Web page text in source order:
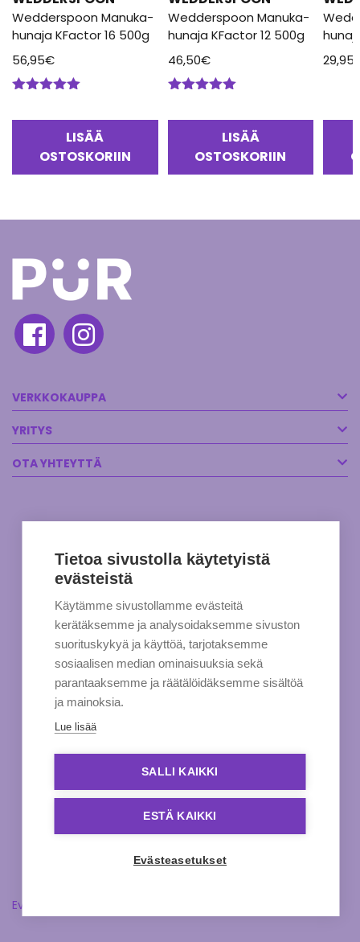
Wedderspoon Manuka-
hunaja KFactor 16 500g
56,95€
LISÄÄ
OSTOSKORIIN
Wedderspoon Manuka-
hunaja KFactor 12 500g
46,50€
LISÄÄ
OSTOSKORIIN
29,95
VERKKOKAUPPA
YRITYS
OTA YHTEYTTÄ
Evästeasetukset
Tietoa sivustolla käytetyistä
evästeistä
Käytämme sivustollamme evästeitä
kerätäksemme ja analysoidaksemme sivuston
suorituskykyä ja käyttöä, tarjotaksemme
sosiaalisen median ominaisuuksia sekä
parantaaksemme ja räätälöidäksemme sisältöä
ja mainoksia.
Lue lisää
SALLI KAIKKI
ESTÄ KAIKKI
Evästeasetukset